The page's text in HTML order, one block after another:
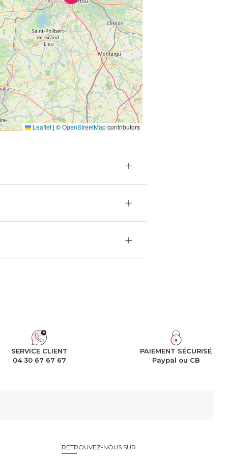
Leaflet | ©OpenStreetMapcontributors
SERVICE CLIENT
04 30 67 67 67
PAIEMENT SÉCURISÉ
Paypal ou CB
RETROUVEZ-NOUS SUR